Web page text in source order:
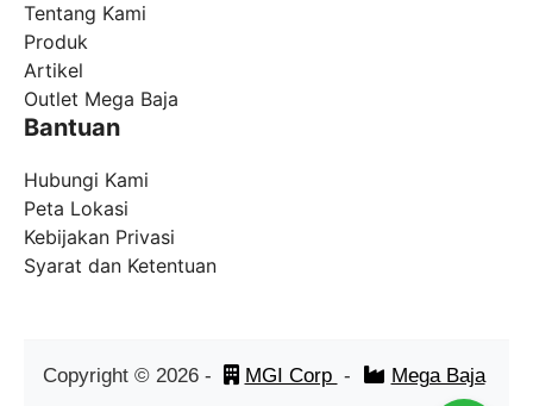
Tentang Kami
Produk
Artikel
Outlet Mega Baja
Bantuan
Hubungi Kami
Peta Lokasi
Kebijakan Privasi
Syarat dan Ketentuan
Copyright © 2026- MGI Corp - Mega Baja